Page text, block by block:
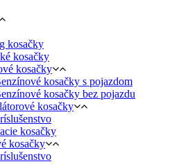
kosačky
kosačky
kosačky
kosačky s pojazdom
kosačky bez pojazdu
kosačky
kosačky
kosačky